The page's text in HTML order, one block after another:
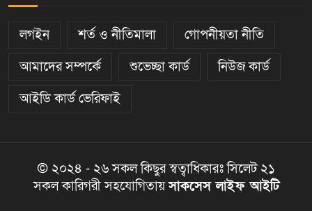
লগইন শর্ত ও নীতিমালা
গোপনীয়তা নীতি
আমাদের সম্পর্কে
শুভেচ্ছা কার্ড
নিউজ কার্ড
আইডি কার্ড ভেরিফাই
© ২০২৪ - ২৬ সকল কিছুর স্বত্বাধিকারঃ সিলেট ২১
সকল কারিগরী সহযোগিতায়সাকসেস লাইফ আইটি